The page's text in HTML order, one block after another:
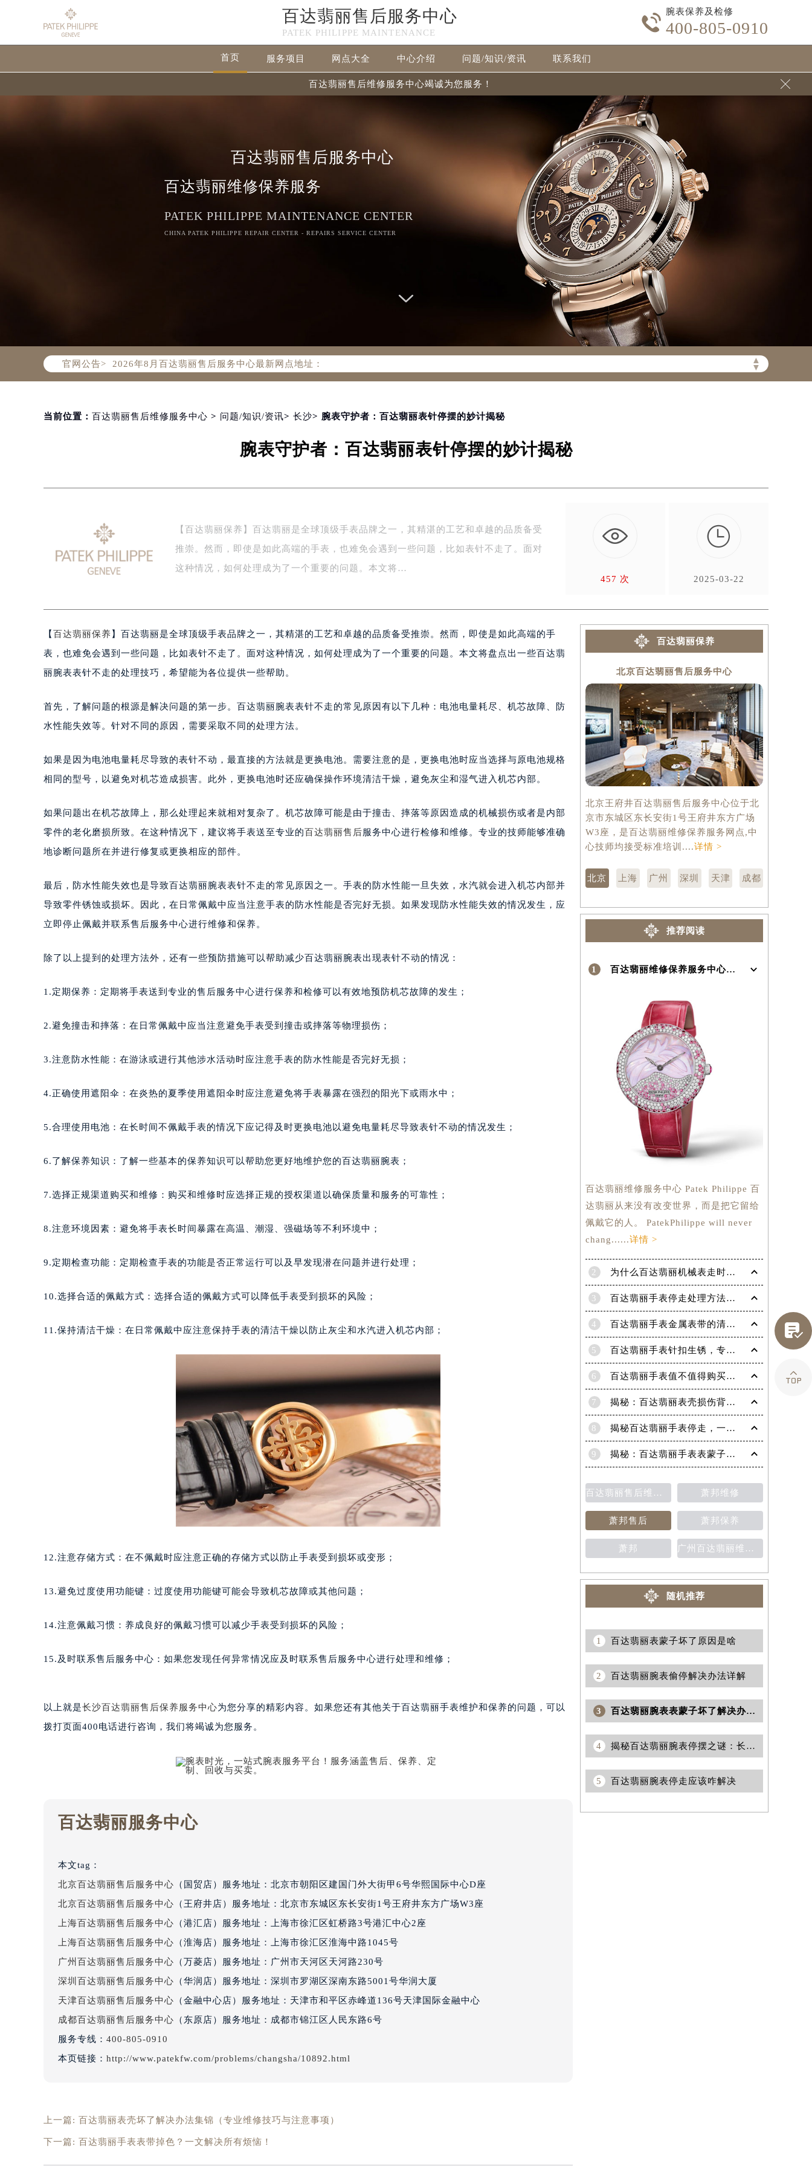
百达翡丽售后服务中心
PATEK PHILIPPE MAINTENANCE

腕表保养及检修
400-805-0910
首页 服务项目 网点大全 中心介绍 问题/知识/资讯 联系我们
百达翡丽售后维修服务中心竭诚为您服务！ 
百达翡丽售后服务中心
百达翡丽维修保养服务
PATEK PHILIPPE MAINTENANCE CENTER
CHINA PATEK PHILIPPE REPAIR CENTER - REPAIRS SERVICE CENTER
官网公告> ▲
▼
百达翡丽官方全国统一服务热线400-805-0910，服务覆盖中国大陆、香港、澳门、台湾全部区域（非大陆需加拨“+86”）
2026年8月百达翡丽售后服务中心最新网点地址：
北京市朝阳区建国门外大街甲6号华熙国际中心写字楼D座11层1102室（北京总部）（需提前预约）
天津市和平区赤峰道136号天津国际金融中心写字楼26层2603室（需提前预约）
上海市黄浦区南京东路299号宏伊国际广场写字楼8层806室（需提前预约）
盐城市盐都区世纪大道5号盐城金融城写字楼1号楼16层1604室（需提前预约）
泰州市海陵区永定东路399号置地商务中心东塔写字楼（华润万象城）17层1706室（需提前预约）
宁波市江北区大闸南路500号来福士广场办公楼20层2009室（需提前预约）
嘉兴市南湖区广益路705号嘉兴世界贸易中心写字楼A座13层1304室（需提前预约）
南昌市红谷滩新区红谷中大道998号绿地双子塔（中央广场）A1座办公楼14层07室（需提前预约）
济南市历下区经十路11111号华润中心写字楼（万象城）15层1508室（需提前预约）
广州市越秀区环市东路371-375号世界贸易中心大厦南塔写字楼15层07室（需提前预约）
深圳市罗湖区深南东路5001号华润大厦写字楼17层1701室（需提前预约）
厦门市思明区湖滨东路95号华润大厦写字楼B座11层1104室（需提前预约）
长沙市芙蓉区定王台街道建湘路393号世茂环球金融中心写字楼（芙蓉广场）10层13室（需提前预约）
郑州市二七区铭功路10号华润大厦写字楼29层2905室（需提前预约）
太原市迎泽区解放路15号亨得利名表服务中心（品牌授权店）3层整层（需提前预约）
沈阳市沈河区中街路83号亨得利名表服务中心（品牌授权店）1层整层（需提前预约）
乌鲁木齐市天山区红山路26号时代广场（CCMALL）C座17层17-B（需提前预约）
温州市鹿城区锦绣路1067号置信广场10层1015室（需提前预约）
大连市中山区人民路15号国际金融大厦7层G室（需提前预约）
东莞市东城街道鸿福东路1号民盈国贸中心T1写字楼9层907室（需提前预约）
南通市崇川区工农路57号圆融广场写字楼16层1603室（需提前预约）
武汉市江汉区解放大道686号世界贸易大厦38层09室（需提前预约）
合肥市蜀山区潜山路111号万象城华润大厦B座12楼03室（需提前预约）
青岛市南区山东路6号华润大厦B座22层04室（需提前预约）
长春市朝阳区西安大路727号中银大厦A座(旺进大厦)18层09室（需提前预约）
昆明市盘龙区北京路928号同德昆明广场写字楼10层06室（需提前预约）
西安市碑林区南关正街88号华侨城长安国际中心E座6楼10室（需提前预约）
唐山市路南区新华东道100号万达广场写字楼A座10层1002室（需提前预约）
内蒙古自治区呼和浩特市玉泉区大学西街70号华润万象城写字楼（鄂尔多斯大厦）23层2326室（需提前预约）
重庆市解放碑渝中区民权路28号英利国际金融中心写字楼20层01室（需提前预约）
黑龙江省黑河市爱辉区中央街百达翡丽售后服务中心（需提前预约）
黑龙江省佳木斯市向阳区长安路百达翡丽售后服务中心（需提前预约）
黑龙江省牡丹江市东安区太平路百达翡丽售后服务中心（需提前预约）
黑龙江省七台河市桃山区大同街百达翡丽售后服务中心（需提前预约）
黑龙江省齐齐哈尔市龙沙区龙华路百达翡丽售后服务中心（需提前预约）
黑龙江省双鸭山市尖山区新兴大街百达翡丽售后服务中心（需提前预约）
黑龙江省绥化市北林区新华街与康庄路交叉口百达翡丽售后服务中心（需提前预约）
黑龙江省伊春市伊美区通河路百达翡丽售后服务中心（需提前预约）
吉林省吉林市船营区河南街百达翡丽售后服务中心（需提前预约）
吉林省梅河口市新华街道梅河大街百达翡丽售后服务中心（需提前预约）
吉林省松原市宁江区五环大街百达翡丽售后服务中心（需提前预约）
吉林省延边市延吉市解放路百达翡丽售后服务中心（需提前预约）
辽宁省本溪市平山区胜利路百达翡丽售后服务中心（需提前预约）
辽宁省丹东市振兴区七经街百达翡丽售后服务中心（需提前预约）
辽宁省阜新市海州区解放大街百达翡丽售后服务中心（需提前预约）
辽宁省辽阳市白塔区新运大街百达翡丽售后服务中心（需提前预约）
辽宁省沈阳市沈河区中街路137号亨得利名表维修授权店1楼百达翡丽售后服务中心（需提前预约）
辽宁省沈阳市沈河区中街路83号亨得利名表维修授权店1楼百达翡丽售后服务中心（需提前预约）
北京市朝阳区建国门外大街甲6号华熙国际中心D座11层1102室百达翡丽售后服务中心（北京总部）（需提前预约）
北京市东城区东长安街1号王府井东方广场W3座6层602室百达翡丽售后服务中心（需提前预约）
内蒙古自治区巴彦淖尔市临河区新华街百达翡丽售后服务中心（需提前预约）
内蒙古自治区包头市青山区幸福路甲3号王府井百货名表维修百达翡丽售后服务中心（需提前预约）
内蒙古自治区赤峰市红山区哈达街百达翡丽售后服务中心（需提前预约）
内蒙古自治区鄂尔多斯市东胜区伊金霍洛街百达翡丽售后服务中心（需提前预约）
内蒙古自治区呼伦贝尔市海拉尔区中央街百达翡丽售后服务中心（需提前预约）
内蒙古自治区锡林郭勒盟市锡林浩特市光明街与额尔敦路交叉口百达翡丽售后服务中心（需提前预约）
内蒙古自治区兴安盟市乌兰浩特市兴安大街百达翡丽售后服务中心（需提前预约）
当前位置： 百达翡丽售后维修服务中心 > 问题/知识/资讯> 长沙> 腕表守护者：百达翡丽表针停摆的妙计揭秘
腕表守护者：百达翡丽表针停摆的妙计揭秘
【百达翡丽保养】百达翡丽是全球顶级手表品牌之一，其精湛的工艺和卓越的品质备受
推崇。然而，即使是如此高端的手表，也难免会遇到一些问题，比如表针不走了。面对
这种情况，如何处理成为了一个重要的问题。本文将…
457 次

2025-03-22
【 百达翡丽保养 】百达翡丽是全球顶级手表品牌之一，其精湛的工艺和卓越的品质备受推崇。然而，即使是如此高端的手
表，也难免会遇到一些问题，比如表针不走了。面对这种情况，如何处理成为了一个重要的问题。本文将盘点出一些百达翡
丽腕表表针不走的处理技巧，希望能为各位提供一些帮助。
首先，了解问题的根源是解决问题的第一步。百达翡丽腕表表针不走的常见原因有以下几种：电池电量耗尽、机芯故障、防
水性能失效等。针对不同的原因，需要采取不同的处理方法。
如果是因为电池电量耗尽导致的表针不动，最直接的方法就是更换电池。需要注意的是，更换电池时应当选择与原电池规格
相同的型号，以避免对机芯造成损害。此外，更换电池时还应确保操作环境清洁干燥，避免灰尘和湿气进入机芯内部。
如果问题出在机芯故障上，那么处理起来就相对复杂了。机芯故障可能是由于撞击、摔落等原因造成的机械损伤或者是内部
零件的老化磨损所致。在这种情况下，建议将手表送至专业的百达翡丽售后 服务中心进行检修和维修。专业的技师能够准确
地诊断问题所在并进行修复或更换相应的部件。
最后，防水性能失效也是导致百达翡丽腕表表针不走的常见原因之一。手表的防水性能一旦失效，水汽就会进入机芯内部并
导致零件锈蚀或损坏。因此，在日常佩戴中应当注意手表的防水性能是否完好无损。如果发现防水性能失效的情况发生，应
立即停止佩戴并联系售后服务中心进行维修和保养。
除了以上提到的处理方法外，还有一些预防措施可以帮助减少百达翡丽腕表出现表针不动的情况：
1.定期保养：定期将手表送到专业的售后服务中心进行保养和检修可以有效地预防机芯故障的发生；
2.避免撞击和摔落：在日常佩戴中应当注意避免手表受到撞击或摔落等物理损伤；
3.注意防水性能：在游泳或进行其他涉水活动时应注意手表的防水性能是否完好无损；
4.正确使用遮阳伞：在炎热的夏季使用遮阳伞时应注意避免将手表暴露在强烈的阳光下或雨水中；
5.合理使用电池：在长时间不佩戴手表的情况下应记得及时更换电池以避免电量耗尽导致表针不动的情况发生；
6.了解保养知识：了解一些基本的保养知识可以帮助您更好地维护您的百达翡丽腕表；
7.选择正规渠道购买和维修：购买和维修时应选择正规的授权渠道以确保质量和服务的可靠性；
8.注意环境因素：避免将手表长时间暴露在高温、潮湿、强磁场等不利环境中；
9.定期检查功能：定期检查手表的功能是否正常运行可以及早发现潜在问题并进行处理；
10.选择合适的佩戴方式：选择合适的佩戴方式可以降低手表受到损坏的风险；
11.保持清洁干燥：在日常佩戴中应注意保持手表的清洁干燥以防止灰尘和水汽进入机芯内部；
12.注意存储方式：在不佩戴时应注意正确的存储方式以防止手表受到损坏或变形；
13.避免过度使用功能键：过度使用功能键可能会导致机芯故障或其他问题；
14.注意佩戴习惯：养成良好的佩戴习惯可以减少手表受到损坏的风险；
15.及时联系售后服务中心：如果您发现任何异常情况应及时联系售后服务中心进行处理和维修；
以上就是长沙百达翡丽售后保养服务中心为您分享的精彩内容。如果您还有其他关于百达翡丽手表维护和保养的问题，可以
拨打页面400电话进行咨询，我们将竭诚为您服务。
百达翡丽服务中心
本文tag：
北京百达翡丽售后服务中心 （国贸店）服务地址：北京市朝阳区建国门外大街甲6号华熙国际中心D座
北京百达翡丽售后服务中心 （王府井店）服务地址：北京市东城区东长安街1号王府井东方广场W3座
上海百达翡丽售后服务中心 （港汇店）服务地址：上海市徐汇区虹桥路3号港汇中心2座
上海百达翡丽售后服务中心 （淮海店）服务地址：上海市徐汇区淮海中路1045号
广州百达翡丽售后服务中心 （万菱店）服务地址：广州市天河区天河路230号
深圳百达翡丽售后服务中心 （华润店）服务地址：深圳市罗湖区深南东路5001号华润大厦
天津百达翡丽售后服务中心 （金融中心店）服务地址：天津市和平区赤峰道136号天津国际金融中心
成都百达翡丽售后服务中心 （东原店）服务地址：成都市锦江区人民东路6号
服务专线： 400-805-0910
本页链接： http://www.patekfw.com/problems/changsha/10892.html
上一篇: 百达翡丽表壳坏了解决办法集锦（专业维修技巧与注意事项）
下一篇: 百达翡丽手表表带掉色？一文解决所有烦恼！
百达翡丽保养
北京百达翡丽售后服务中心
北京王府井百达翡丽售后服务中心位于北
京市东城区东长安街1号王府井东方广场
W3座，是百达翡丽维修保养服务网点,中
心技师均接受标准培训....详情 >
北京 上海 广州 深圳 天津 成都
推荐阅读
1 百达翡丽维修保养服务中心介绍 | Patek Philippe
百达翡丽维修服务中心 Patek Philippe 百
达翡丽从来没有改变世界，而是把它留给
佩戴它的人。 PatekPhilippe will never
chang......详情 >
2 为什么百达翡丽机械表走时会出现误差呢？
3 百达翡丽手表停走处理方法（手表停走维修）
4 百达翡丽手表金属表带的清洗方法有哪些？（金属表带的清洗）
5 百达翡丽手表针扣生锈，专业处理更安全
6 百达翡丽手表值不值得购买（名表投资与收藏指南）
7 揭秘：百达翡丽表壳损伤背后的故事
8 揭秘百达翡丽手表停走，一文教你轻松恢复活力！
9 揭秘：百达翡丽手表表蒙子破损修复指南，让爱表重焕光彩！
百达翡丽售后维修保养费用价目表 萧邦维修
萧邦售后 萧邦保养
萧邦 广州百达翡丽维修保养售后中心
随机推荐
1 百达翡丽表蒙子坏了原因是啥
2 百达翡丽腕表偷停解决办法详解
3 百达翡丽腕表表蒙子坏了解决办法推荐
4 揭秘百达翡丽腕表停摆之谜：长期闲置不戴，究竟是何原因导致？
5 百达翡丽腕表停走应该咋解决

